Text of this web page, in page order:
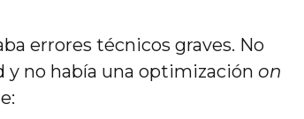
errores técnicos graves. No
y no había una optimización on